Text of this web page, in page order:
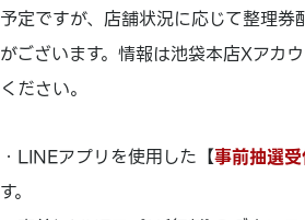
予定ですが、店舗状況に応じて整理券
がございます。情報は池袋本店Xアカ
ください。
・LINEアプリを使用した【事前抽選
す。